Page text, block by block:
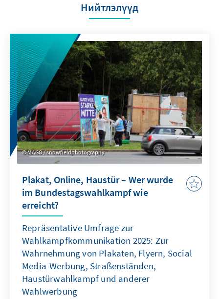
Нийтлэлүүд
MAGO / snowfieldphotography
Plakat, Online, Haustür – Wer wurde
im Bundestagswahlkampf wie
erreicht?
Repräsentative Umfrage zur
Wahlkampfkommunikation 2025: Zur
Wahrnehmung von Plakaten, Flyern, Social
Media-Werbung, Straßenständen,
Haustürwahlkampf und anderer
Wahlwerbung